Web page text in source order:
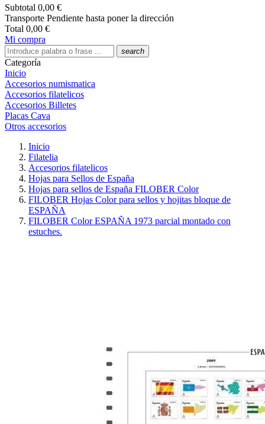
Subtotal 0,00 €
Transporte Pendiente hasta poner la dirección
Total 0,00 €
Mi compra
search
Categoría
Inicio
Accesorios numismatica
Accesorios filatelicos
Accesorios Billetes
Placas Cava
Otros accesorios
Inicio
Filatelia
Accesorios filatelicos
Hojas para Sellos de España
Hojas para sellos de España FILOBER Color
FILOBER Hojas Color para sellos y hojitas bloque de
ESPAÑA
FILOBER Color ESPAÑA 1973 parcial montado con
estuches.